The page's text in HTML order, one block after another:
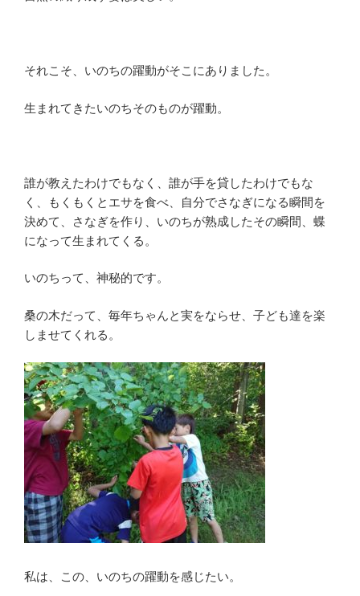
それこそ、いのちの躍動がそこにありました。
生まれてきたいのちそのものが躍動。
誰が教えたわけでもなく、誰が手を貸したわけでもな
く、もくもくとエサを食べ、自分でさなぎになる瞬間を
決めて、さなぎを作り、いのちが熟成したその瞬間、蝶
になって生まれてくる。
いのちって、神秘的です。
桑の木だって、毎年ちゃんと実をならせ、子ども達を楽
しませてくれる。
私は、この、いのちの躍動を感じたい。